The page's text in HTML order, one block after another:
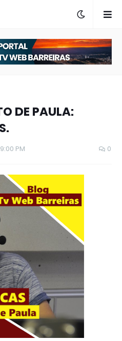
DE PAULA:
PM 0